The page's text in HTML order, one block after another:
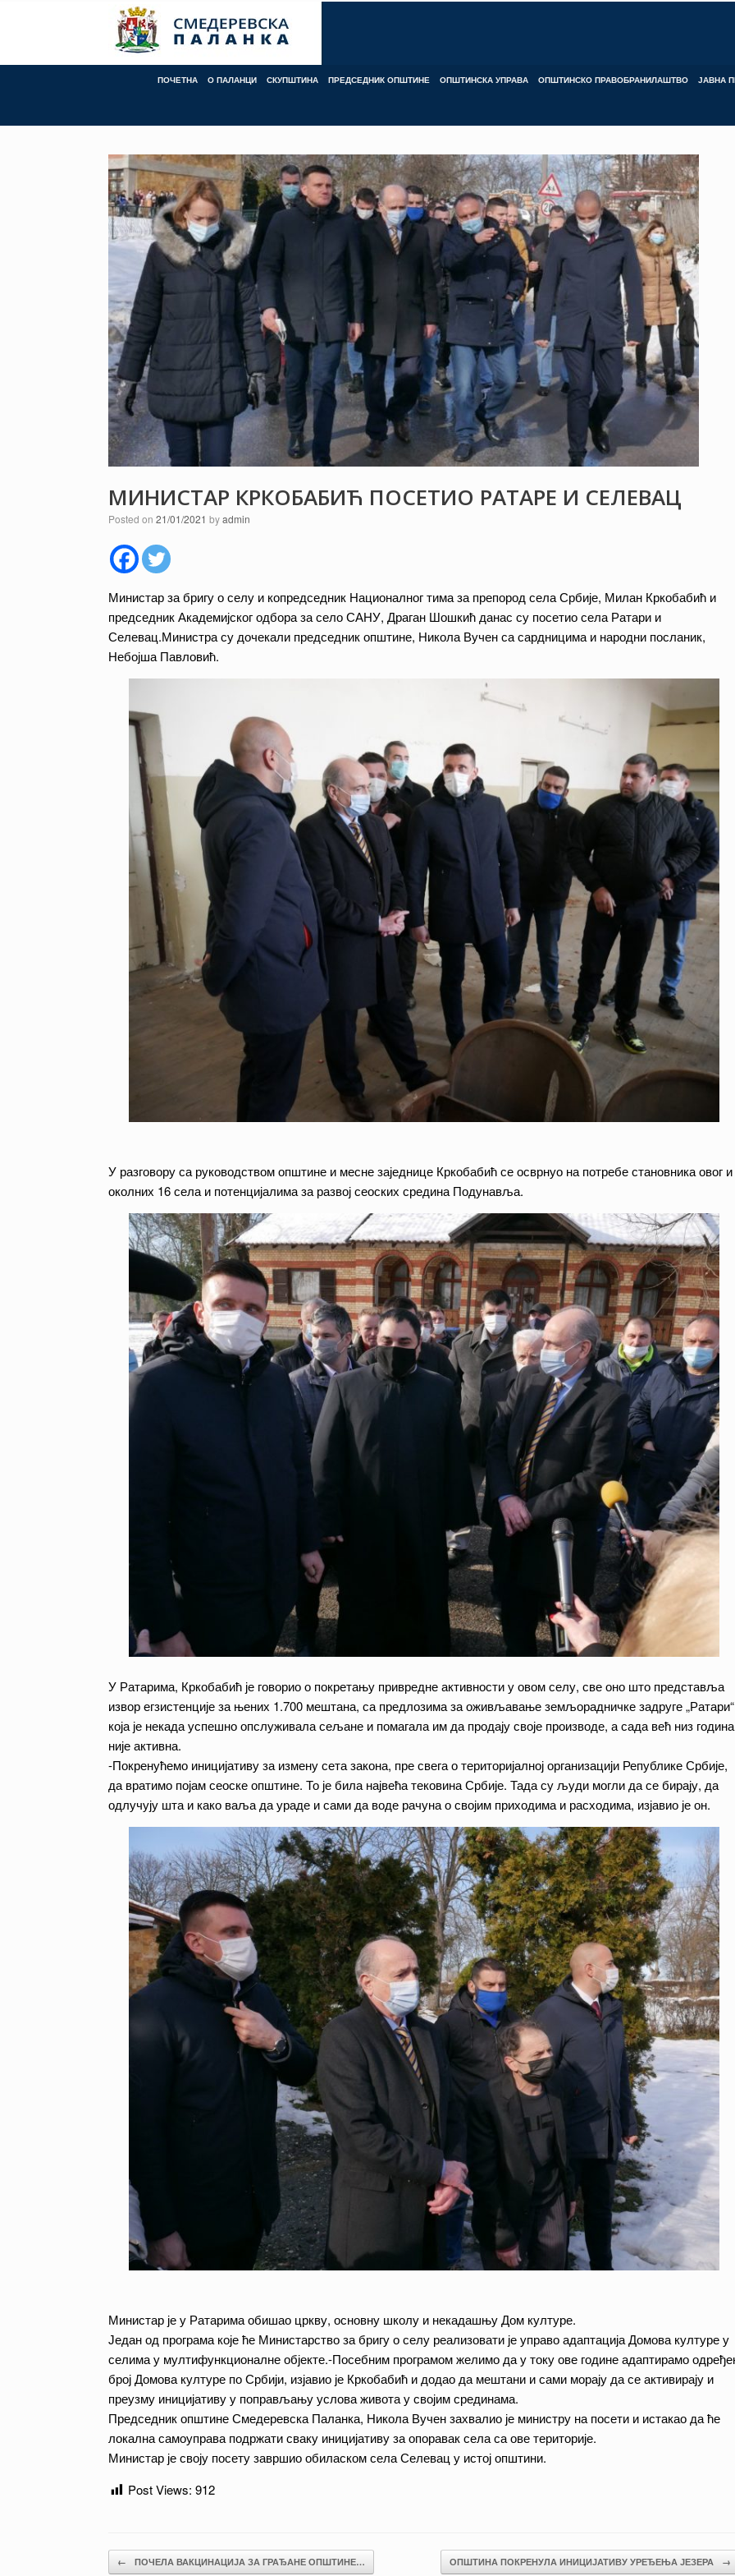
ПОЧЕТНА О ПАЛАНЦИ СКУПШТИНА ПРЕДСЕДНИК ОПШТИНЕ ОПШТИНСКА УПРАВА ОПШТИНСКО ПРАВОБРАНИЛАШТВО ЈАВНА
МИНИСТАР КРКОБАБИЋ ПОСЕТИО РАТАРЕ И СЕЛЕВАЦ
Posted on 21/01/2021 byadmin
Министар за бригу о селу и копредседник Националног тима за препород села Србије, Милан Кркобабић и
председник Академијског одбора за село САНУ, Драган Шошкић данас су посетио села Ратари и
Селевац.Министра су дочекали председник општине, Никола Вучен са сардницима и народни посланик,
Небојша Павловић.
У разговору са руководством општине и месне заједнице Кркобабић се осврнуо на потребе становника овог и
околних 16 села и потенцијалима за развој сеоских средина Подунавља.
У Ратарима, Кркобабић је говорио о покретању привредне активности у овом селу, све оно што представља
извор егзистенције за њених 1.700 мештана, са предлозима за оживљавање земљорадничке задруге
која је некада успешно опслуживала сељане и помагала им да продају своје производе, а сада већ низ година
није активна.
-Покренућемо иницијативу за измену сета закона, пре свега о територијалној организацији Републике Србије,
да вратимо појам сеоске општине. То је била највећа тековина Србије. Тада су људи могли да се бирају, да
одлучују шта и како ваља да ураде и сами да воде рачуна о својим приходима и расходима, изјавио је он.
Министар је у Ратарима обишао цркву, основну школу и некадашњу Дом културе.
Један од програма које ће Министарство за бригу о селу реализовати је управо адаптација Домова културе у
селима у мултифункционалне објекте.-Посебним програмом желимо да у току ове године адаптирамо
број Домова културе по Србији, изјавио је Кркобабић и додао да мештани и сами морају да се активирају и
преузму иницијативу у поправљању услова живота у својим срединама.
Председник општине Смедеревска Паланка, Никола Вучен захвалио је министру на посети и истакао да ће
локална самоуправа подржати сваку иницијативу за опоравак села са ове територије.
Министар је своју посету завршио обиласком села Селевац у истој општини.
Post Views: 912
Post navigation
← ПОЧЕЛА ВАКЦИНАЦИЈА ЗА ГРАЂАНЕ ОПШТИНЕ… ОПШТИНА ПОКРЕНУЛА ИНИЦИЈАТИВУ УРЕЂЕЊА ЈЕЗЕРА →